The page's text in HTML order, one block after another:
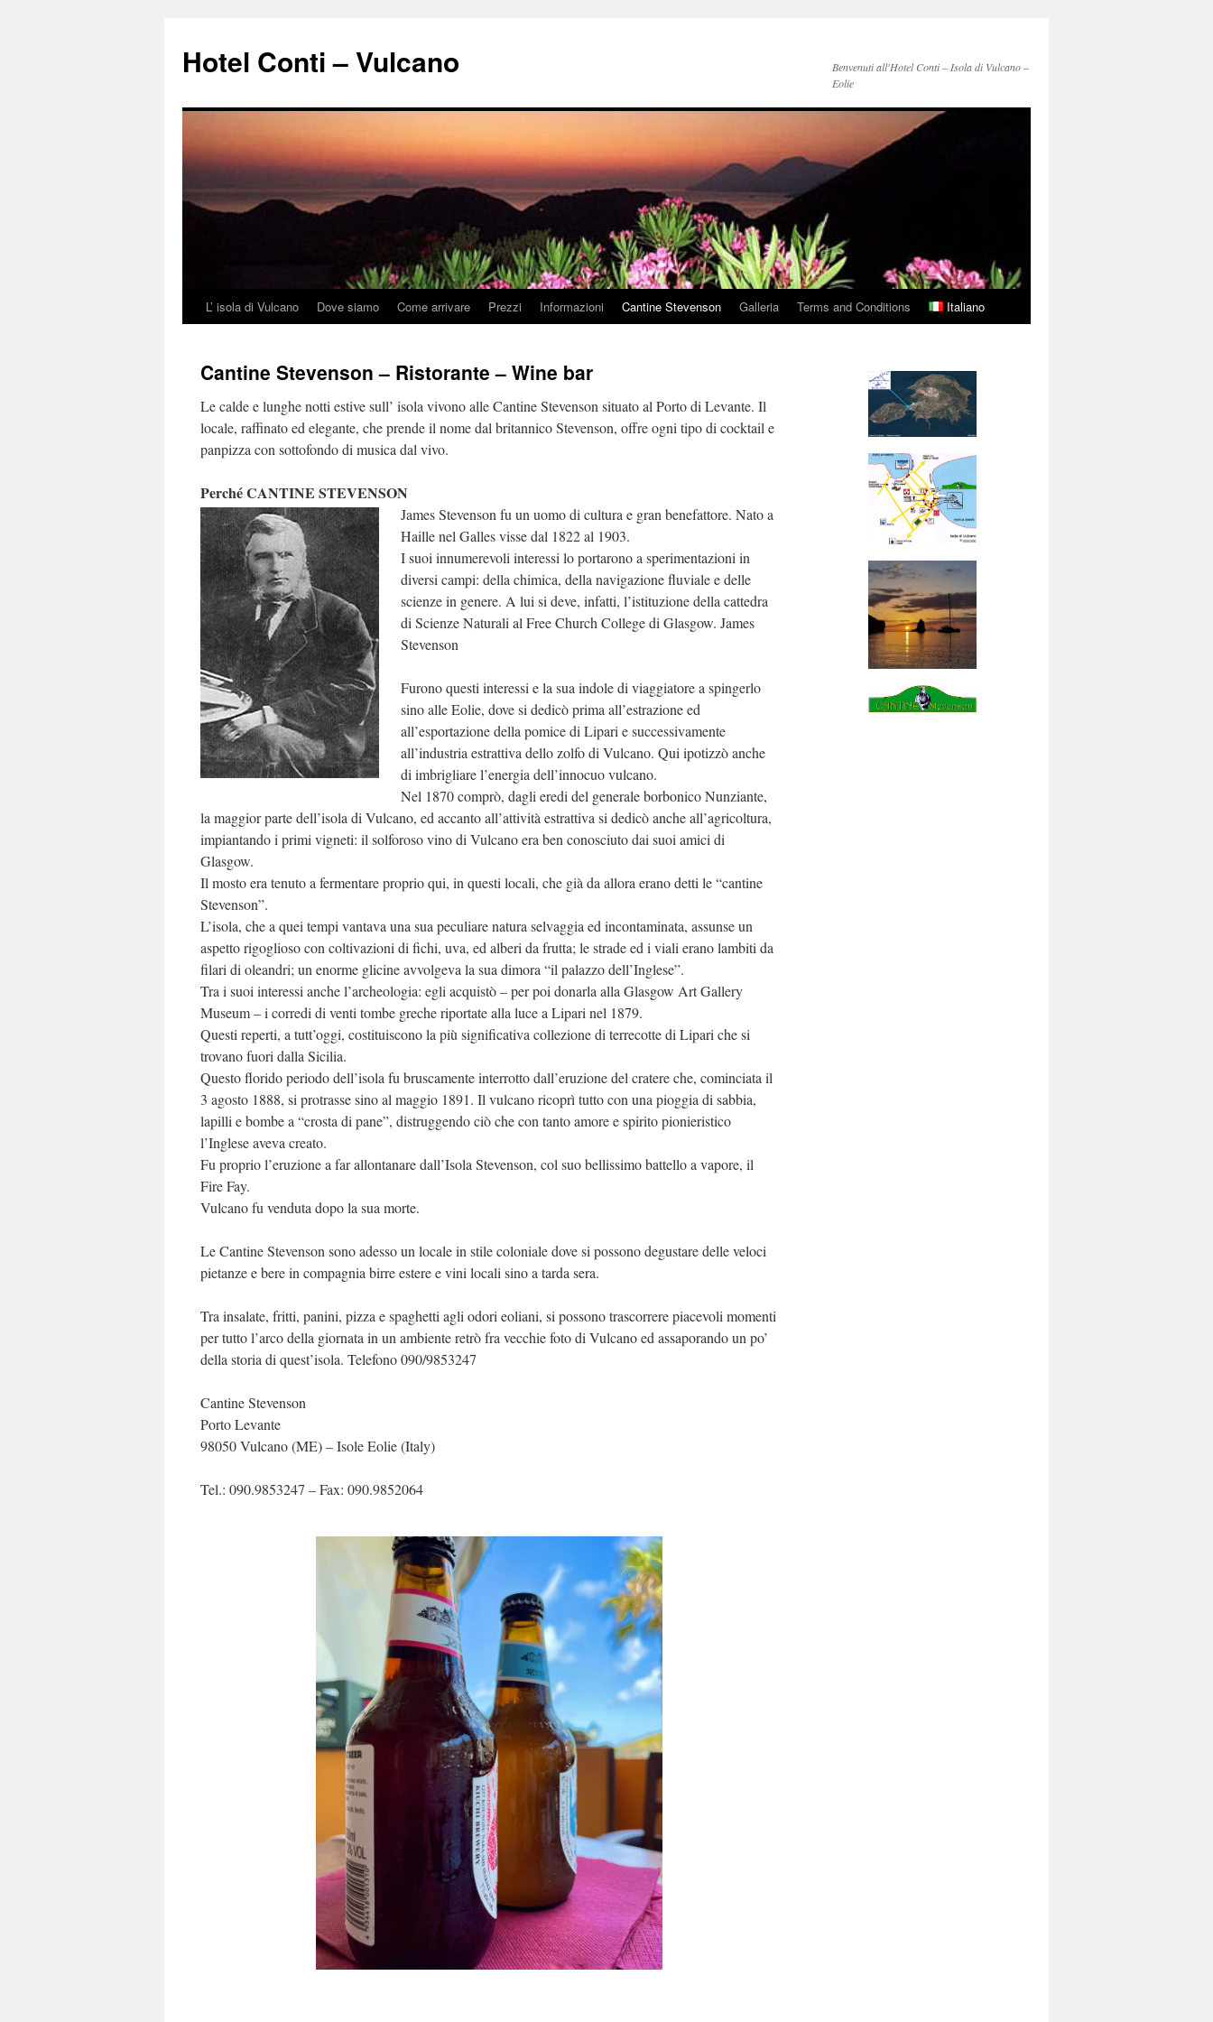
contenuto
Hotel Conti – Vulcano
Benvenuti all'Hotel Conti – Isola di Vulcano –
Eolie
L’ isola di Vulcano Dove siamo Come arrivare Prezzi Informazioni Cantine Stevenson Galleria Terms and Conditions Italiano
Cantine Stevenson – Ristorante – Wine bar
Le calde e lunghe notti estive sull’ isola vivono alle Cantine Stevenson situato al Porto di Levante. Il
locale, raffinato ed elegante, che prende il nome dal britannico Stevenson, offre ogni tipo di cocktail e
panpizza con sottofondo di musica dal vivo.
Perché CANTINE STEVENSON
James Stevenson fu un uomo di cultura e gran benefattore. Nato a
Haille nel Galles visse dal 1822 al 1903.
I suoi innumerevoli interessi lo portarono a sperimentazioni in
diversi campi: della chimica, della navigazione fluviale e delle
scienze in genere. A lui si deve, infatti, l’istituzione della cattedra
di Scienze Naturali al Free Church College di Glasgow. James
Stevenson
Furono questi interessi e la sua indole di viaggiatore a spingerlo
sino alle Eolie, dove si dedicò prima all’estrazione ed
all’esportazione della pomice di Lipari e successivamente
all’industria estrattiva dello zolfo di Vulcano. Qui ipotizzò anche
di imbrigliare l’energia dell’innocuo vulcano.
Nel 1870 comprò, dagli eredi del generale borbonico Nunziante,
la maggior parte dell’isola di Vulcano, ed accanto all’attività estrattiva si dedicò anche all’agricoltura,
impiantando i primi vigneti: il solforoso vino di Vulcano era ben conosciuto dai suoi amici di
Glasgow.
Il mosto era tenuto a fermentare proprio qui, in questi locali, che già da allora erano detti le “cantine
Stevenson”.
L’isola, che a quei tempi vantava una sua peculiare natura selvaggia ed incontaminata, assunse un
aspetto rigoglioso con coltivazioni di fichi, uva, ed alberi da frutta; le strade ed i viali erano lambiti da
filari di oleandri; un enorme glicine avvolgeva la sua dimora “il palazzo dell’Inglese”.
Tra i suoi interessi anche l’archeologia: egli acquistò – per poi donarla alla Glasgow Art Gallery
Museum – i corredi di venti tombe greche riportate alla luce a Lipari nel 1879.
Questi reperti, a tutt’oggi, costituiscono la più significativa collezione di terrecotte di Lipari che si
trovano fuori dalla Sicilia.
Questo florido periodo dell’isola fu bruscamente interrotto dall’eruzione del cratere che, cominciata il
3 agosto 1888, si protrasse sino al maggio 1891. Il vulcano ricoprì tutto con una pioggia di sabbia,
lapilli e bombe a “crosta di pane”, distruggendo ciò che con tanto amore e spirito pionieristico
l’Inglese aveva creato.
Fu proprio l’eruzione a far allontanare dall’Isola Stevenson, col suo bellissimo battello a vapore, il
Fire Fay.
Vulcano fu venduta dopo la sua morte.
Le Cantine Stevenson sono adesso un locale in stile coloniale dove si possono degustare delle veloci
pietanze e bere in compagnia birre estere e vini locali sino a tarda sera.
Tra insalate, fritti, panini, pizza e spaghetti agli odori eoliani, si possono trascorrere piacevoli momenti
per tutto l’arco della giornata in un ambiente retrò fra vecchie foto di Vulcano ed assaporando un po’
della storia di quest’isola. Telefono 090/9853247
Cantine Stevenson
Porto Levante
98050 Vulcano (ME) – Isole Eolie (Italy)
Tel.: 090.9853247 – Fax: 090.9852064